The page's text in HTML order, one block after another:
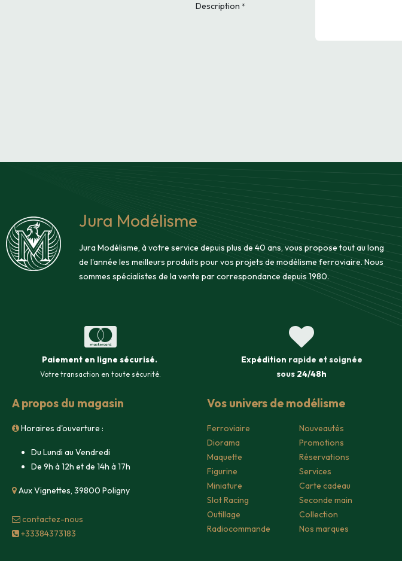
Description *
Jura Modélisme
Jura Modélisme, à votre service depuis plus de 40 ans, vous propose tout au long
de l'année les meilleurs produits pour vos projets de modélisme ferroviaire. Nous
sommes spécialistes de la vente par correspondance depuis 1980.
Paiement en ligne sécurisé.
Votre transaction en toute sécurité.
Expédition rapide et soignée
sous 24/48h
A propos du magasin
Horaires d'ouverture :
Du Lundi au Vendredi
De 9h à 12h et de 14h à 17h
Aux Vignettes, 39800 Poligny
contacte​z-nous
+33384373183
Vos univers de modélisme
Ferroviaire
Diorama
Maquette
Figurine
Miniature
Slot Racing
Outillage
Radiocommande
Nouveautés
Promotions
Réservations
Services
Carte cadeau
Seconde main
Collection
Nos marques